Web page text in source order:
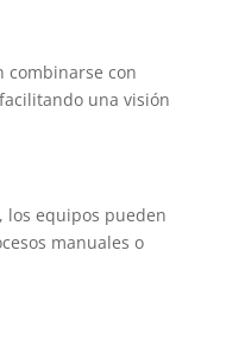
combinarse con
una visión
los equipos pueden
manuales o